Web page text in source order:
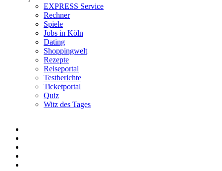
EXPRESS Service
Rechner
Spiele
Jobs in Köln
Dating
Shoppingwelt
Rezepte
Reiseportal
Testberichte
Ticketportal
Quiz
Witz des Tages